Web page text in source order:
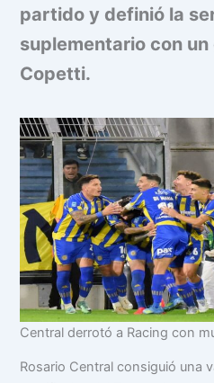
partido y definió la
suplementario con un
Copetti.
Central derrotó a Racing con
Rosario Central consiguió una